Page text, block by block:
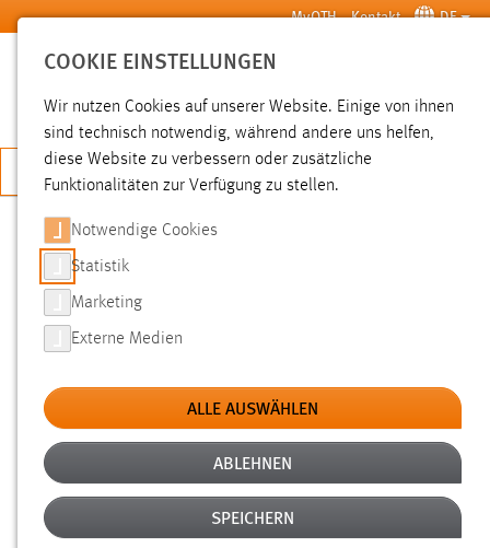
Zum Hauptinhalt springen MyOTH Kontakt DE
SUCHE
JETZT BEWERBEN
SUCHE
FILTER
Typ
Erstellungsdatum
Alter
COOKIE EINSTELLUNGEN
Wir nutzen Cookies auf unserer Website. Einige von ihnen
sind technisch notwendig, während andere uns helfen,
diese Website zu verbessern oder zusätzliche
Funktionalitäten zur Verfügung zu stellen.
Notwendige Cookies
Statistik
Marketing
Externe Medien
ALLE AUSWÄHLEN
ABLEHNEN
SPEICHERN